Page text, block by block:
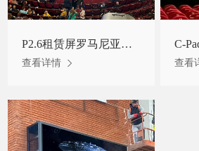
P2.6租赁屏罗马尼亚某歌剧院项目
查看详情 查看